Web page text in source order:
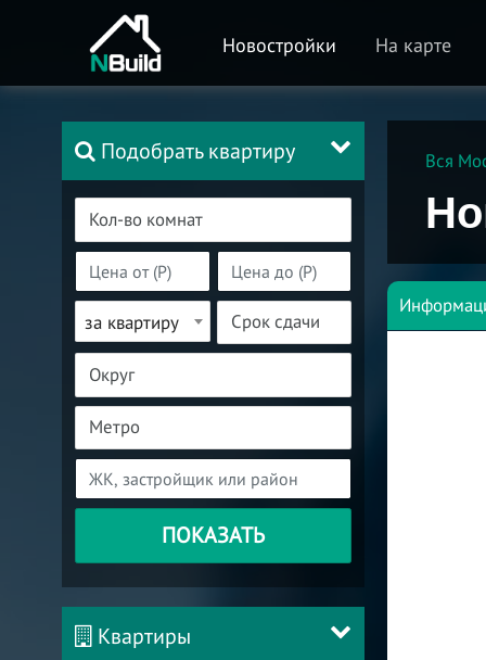
Новостройки На карте
Подобрать квартиру
за квартиру
ПОКАЗАТЬ
Квартиры
Вся